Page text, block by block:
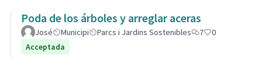
Poda de los árboles y arreglar aceras
José Municipi Parcs i Jardins Sostenibles 7
0
Acceptada